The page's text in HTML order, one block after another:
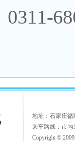
0311-
地址：石家庄循
乘车路线：市内
Copyright ©